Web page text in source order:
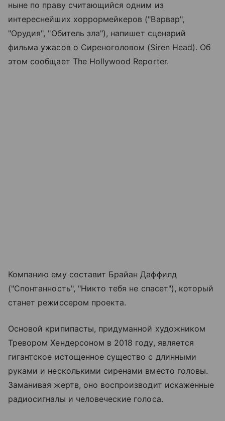
ныне по праву считающийся одним из
интереснейших хоррормейкеров ("Варвар",
"Орудия", "Обитель зла"), напишет сценарий
фильма ужасов о Сиреноголовом (Siren Head). Об
этом сообщает The Hollywood Reporter.
Компанию ему составит Брайан Даффилд
("Спонтанность", "Никто тебя не спасет"), который
станет режиссером проекта.
Основой крипипасты, придуманной художником
Тревором Хендерсоном в 2018 году, является
гигантское истощенное существо с длинными
руками и несколькими сиренами вместо головы.
Заманивая жертв, оно воспроизводит искаженные
радиосигналы и человеческие голоса.